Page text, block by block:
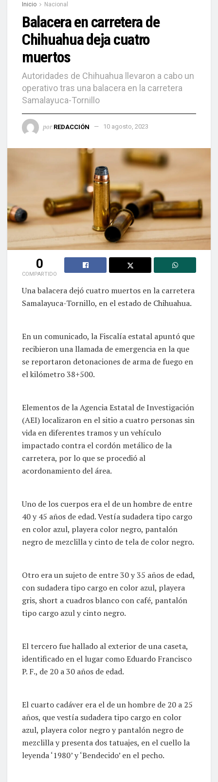
Inicio Nacional
Balacera en carretera de
Chihuahua deja cuatro
muertos
Autoridades de Chihuahua llevaron a cabo un
operativo tras una balacera en la carretera
Samalayuca-Tornillo
por REDACCIÓN 10 agosto, 2023
0
COMPARTIDO
Una balacera dejó cuatro muertos en la carretera
Samalayuca-Tornillo, en el estado de Chihuahua.
En un comunicado, la Fiscalía estatal apuntó que
recibieron una llamada de emergencia en la que
se reportaron detonaciones de arma de fuego en
el kilómetro 38+500.
Elementos de la Agencia Estatal de Investigación
(AEI) localizaron en el sitio a cuatro personas sin
vida en diferentes tramos y un vehículo
impactado contra el cordón metálico de la
carretera, por lo que se procedió al
acordonamiento del área.
Uno de los cuerpos era el de un hombre de entre
40 y 45 años de edad. Vestía sudadera tipo cargo
en color azul, playera color negro, pantalón
negro de mezclilla y cinto de tela de color negro.
Otro era un sujeto de entre 30 y 35 años de edad,
con sudadera tipo cargo en color azul, playera
gris, short a cuadros blanco con café, pantalón
tipo cargo azul y cinto negro.
El tercero fue hallado al exterior de una caseta,
identificado en el lugar como Eduardo Francisco
P. F., de 20 a 30 años de edad.
El cuarto cadáver era el de un hombre de 20 a 25
años, que vestía sudadera tipo cargo en color
azul, playera color negro y pantalón negro de
mezclilla y presenta dos tatuajes, en el cuello la
leyenda ‘1980’ y ‘Bendecido’ en el pecho.